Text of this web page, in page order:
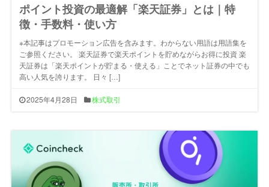
ポイント投資の最適解「楽天証券」とは｜特
徴・手数料・使い方
※本記事はプロモーション広告を含みます。わからない用語は用語集を
ご参照ください。 楽天証券で楽天ポイントを貯めながらお得に投資 楽
天証券は「楽天ポイントが貯まる・使える」ことでネット証券の中でも
高い人気を誇ります。 日々 […]
2025年4月28日 株式取引